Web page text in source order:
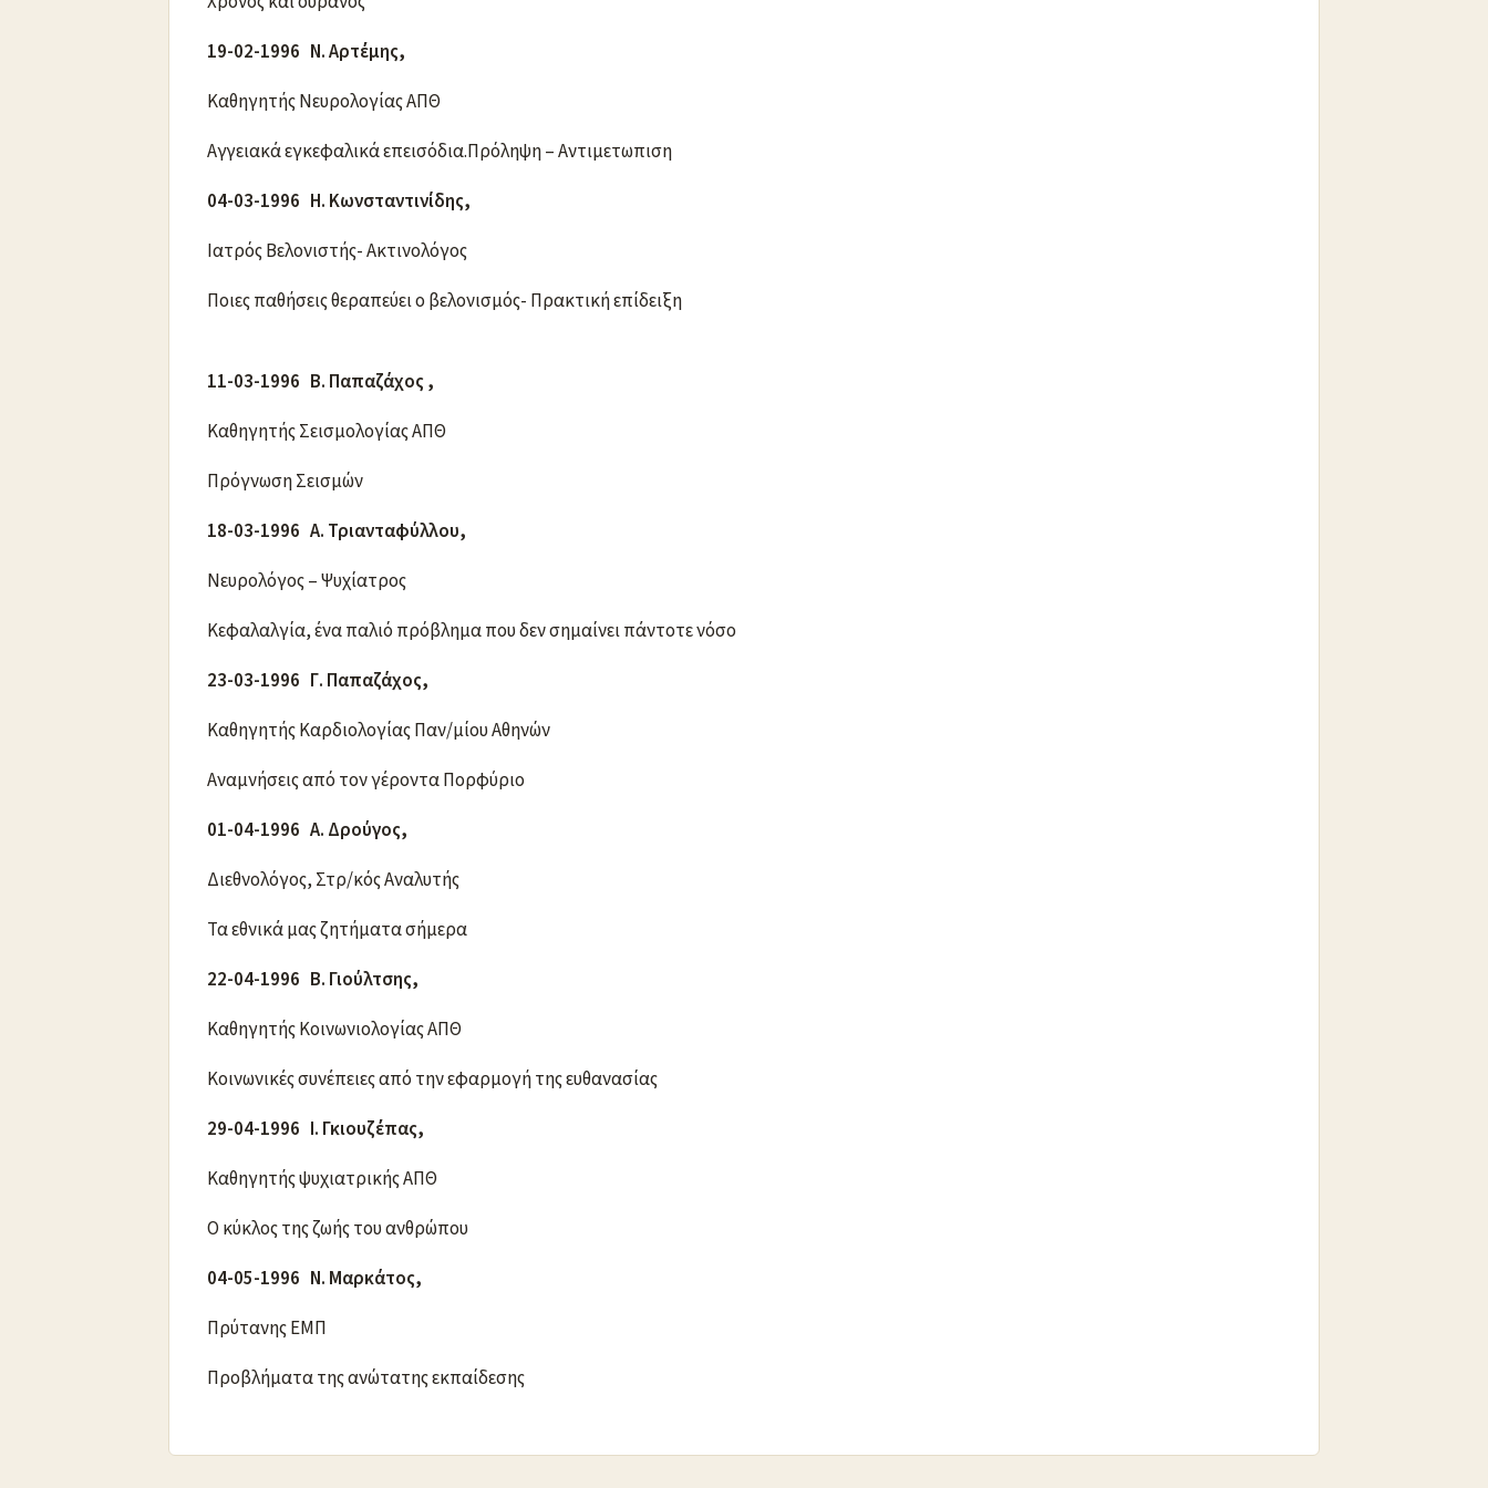
19-02-1996 Ν. Αρτέμης,
Καθηγητής Νευρολογίας ΑΠΘ
Αγγειακά εγκεφαλικά επεισόδια.Πρόληψη – Αντιμετωπιση
04-03-1996 Η. Κωνσταντινίδης,
Ιατρός Βελονιστής- Ακτινολόγος
Ποιες παθήσεις θεραπεύει ο βελονισμός- Πρακτική επίδειξη
11-03-1996 Β. Παπαζάχος ,
Καθηγητής Σεισμολογίας ΑΠΘ
Πρόγνωση Σεισμών
18-03-1996 Α. Τριανταφύλλου,
Νευρολόγος – Ψυχίατρος
Κεφαλαλγία, ένα παλιό πρόβλημα που δεν σημαίνει πάντοτε νόσο
23-03-1996 Γ. Παπαζάχος,
Καθηγητής Καρδιολογίας Παν/μίου Αθηνών
Αναμνήσεις από τον γέροντα Πορφύριο
01-04-1996 Α. Δρούγος,
Διεθνολόγος, Στρ/κός Αναλυτής
Τα εθνικά μας ζητήματα σήμερα
22-04-1996 Β. Γιούλτσης,
Καθηγητής Κοινωνιολογίας ΑΠΘ
Κοινωνικές συνέπειες από την εφαρμογή της ευθανασίας
29-04-1996 Ι. Γκιουζέπας,
Καθηγητής ψυχιατρικής ΑΠΘ
Ο κύκλος της ζωής του ανθρώπου
04-05-1996 N. Μαρκάτος,
Πρύτανης ΕΜΠ
Προβλήματα της ανώτατης εκπαίδεσης